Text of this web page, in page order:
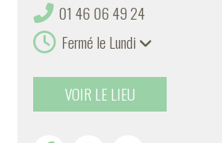
01 46 06 49 24
Fermé le Lundi
VOIR LE LIEU